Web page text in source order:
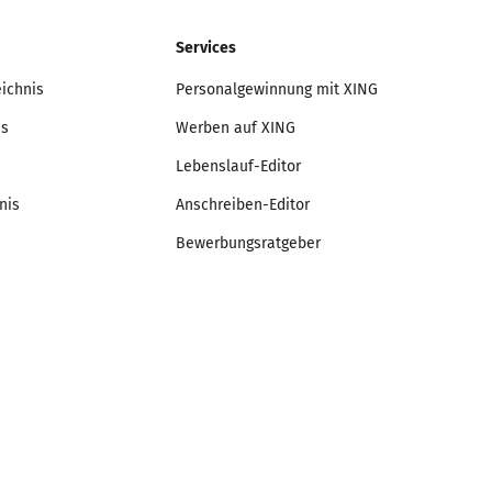
Services
Personalgewinnung mit XING
Werben auf XING
Lebenslauf-Editor
Anschreiben-Editor
Bewerbungsratgeber